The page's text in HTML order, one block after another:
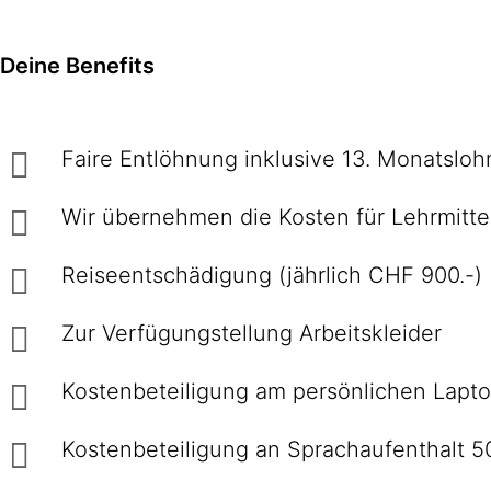
Deine Benefits
Faire Entlöhnung inklusive 13.
Wir übernehmen die Kosten für
Reiseentschädigung (jährlich CHF 900.-)
Zur Verfügungstellung Arbeitskleider
Kostenbeteiligung am persönlichen
Kostenbeteiligung an Sprachaufenthalt